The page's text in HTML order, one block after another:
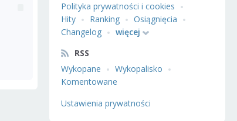
Polityka prywatności i cookies
Hity
Ranking
Osiągnięcia
Changelog
więcej
RSS
Wykopane
Wykopalisko
Komentowane
Ustawienia prywatności